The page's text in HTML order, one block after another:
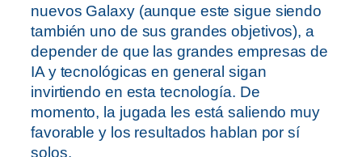
nuevos Galaxy (aunque este sigue siendo
también uno de sus grandes objetivos), a
depender de que las grandes empresas de
IA y tecnológicas en general sigan
invirtiendo en esta tecnología. De
momento, la jugada les está saliendo muy
favorable y los resultados hablan por sí
solos.